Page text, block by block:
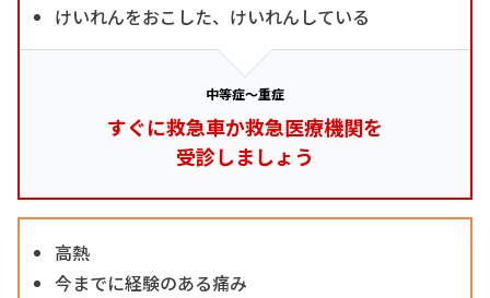
けいれんをおこした、けいれんしている
中等症～重症
すぐに救急車か救急医療機関を
受診しましょう
高熱
今までに経験のある痛み